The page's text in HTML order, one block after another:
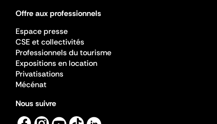
Offre aux professionnels
Espace presse
CSE et collectivités
Professionnels du tourisme
Expositions en location
Privatisations
Mécénat
Nous suivre